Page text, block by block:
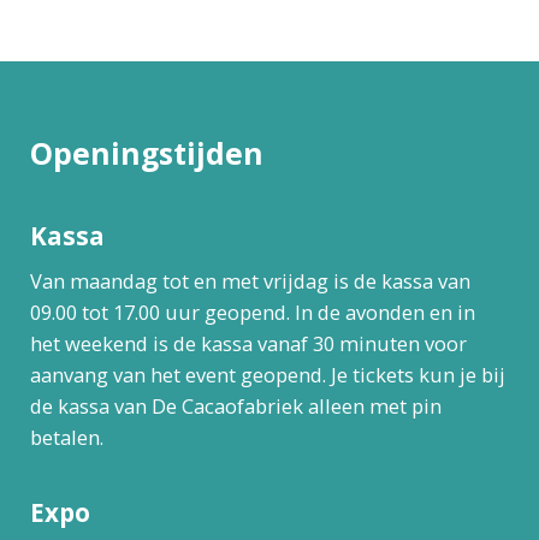
Openingstijden
Kassa
Van maandag tot en met vrijdag is de kassa van
09.00 tot 17.00 uur geopend. In de avonden en in
het weekend is de kassa vanaf 30 minuten voor
aanvang van het event geopend. Je tickets kun je bij
de kassa van De Cacaofabriek alleen met pin
betalen.
Expo